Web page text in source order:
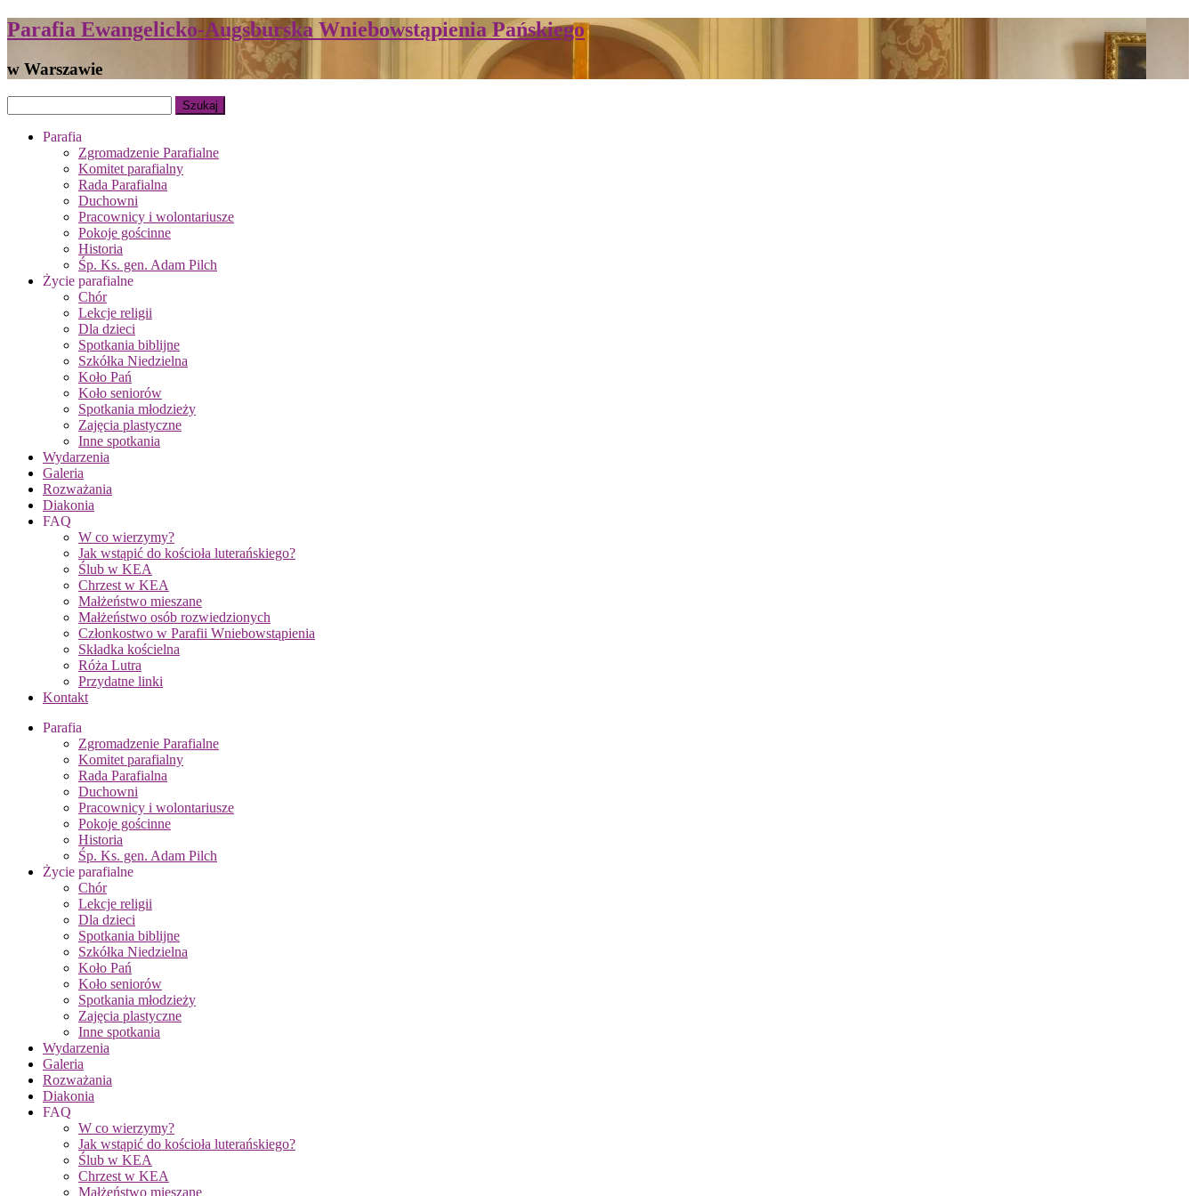
Parafia Ewangelicko-Augsburska Wniebowstąpienia Pańskiego
w Warszawie
Parafia
Zgromadzenie Parafialne
Komitet parafialny
Rada Parafialna
Duchowni
Pracownicy i wolontariusze
Pokoje gościnne
Historia
Śp. Ks. gen. Adam Pilch
Życie parafialne
Chór
Lekcje religii
Dla dzieci
Spotkania biblijne
Szkółka Niedzielna
Koło Pań
Koło seniorów
Spotkania młodzieży
Zajęcia plastyczne
Inne spotkania
Wydarzenia
Galeria
Rozważania
Diakonia
FAQ
W co wierzymy?
Jak wstąpić do kościoła luterańskiego?
Ślub w KEA
Chrzest w KEA
Małżeństwo mieszane
Małżeństwo osób rozwiedzionych
Członkostwo w Parafii Wniebowstąpienia
Składka kościelna
Róża Lutra
Przydatne linki
Kontakt
Parafia
Zgromadzenie Parafialne
Komitet parafialny
Rada Parafialna
Duchowni
Pracownicy i wolontariusze
Pokoje gościnne
Historia
Śp. Ks. gen. Adam Pilch
Życie parafialne
Chór
Lekcje religii
Dla dzieci
Spotkania biblijne
Szkółka Niedzielna
Koło Pań
Koło seniorów
Spotkania młodzieży
Zajęcia plastyczne
Inne spotkania
Wydarzenia
Galeria
Rozważania
Diakonia
FAQ
W co wierzymy?
Jak wstąpić do kościoła luterańskiego?
Ślub w KEA
Chrzest w KEA
Małżeństwo mieszane